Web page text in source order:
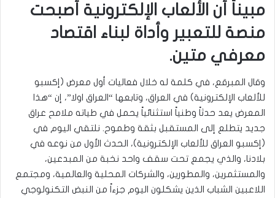
مبيناً أن الألعاب الإلكترونية أصبحت
منصة للتعبير وأداة لبناء اقتصاد
معرفي متين.
وقال المبرقع، في كلمة له خلال فعاليات أول معرض (إكسبو
للألعاب الإلكترونية) في العراق، وتابعها “العراق اولا”، إن “هذا
المعرض يعد حدثاً وطنياً استثنائياً يحمل في طياته ملامح عراق
جديد يتطلع إلى المستقبل بثقة وطموح. نلتقي اليوم في
(إكسبو العراق للألعاب الإلكترونية)، الحدث الأول من نوعه في
بلادنا، والذي يجمع تحت سقف واحد نخبة من المبدعين،
والمستثمرين، والمطورين، والشركات المحلية والعالمية، ومجتمع
اللاعبين الشباب الذين يشكلون اليوم جزءاً من النبض التكنولوجي